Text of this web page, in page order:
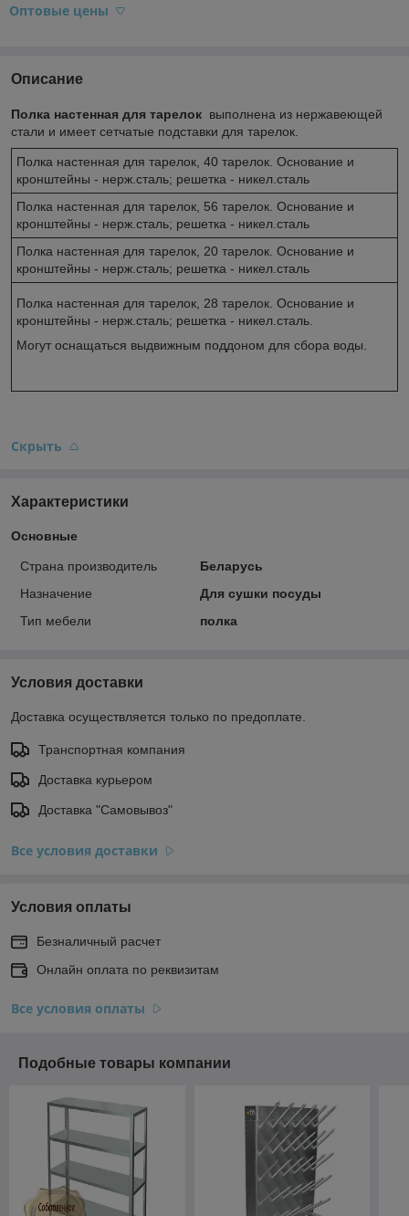
Оптовые цены
Описание
Полка настенная для тарелок выполнена из нержавеющей
стали и имеет сетчатые подставки для тарелок.
Полка настенная для тарелок, 40 тарелок. Основание и
кронштейны - нерж.сталь; решетка - никел.сталь
Полка настенная для тарелок, 56 тарелок. Основание и
кронштейны - нерж.сталь; решетка - никел.сталь
Полка настенная для тарелок, 20 тарелок. Основание и
кронштейны - нерж.сталь; решетка - никел.сталь
Полка настенная для тарелок, 28 тарелок. Основание и
кронштейны - нерж.сталь; решетка - никел.сталь.
Могут оснащаться выдвижным поддоном для сбора воды.
Скрыть
Характеристики
Основные
Страна производитель
Беларусь
Назначение
Для сушки посуды
Тип мебели
полка
Условия доставки
Доставка осуществляется только по предоплате.
Транспортная компания
Доставка курьером
Доставка "Самовывоз"
Все условия доставки
Условия оплаты
Безналичный расчет
Онлайн оплата по реквизитам
Все условия оплаты
Подобные товары компании